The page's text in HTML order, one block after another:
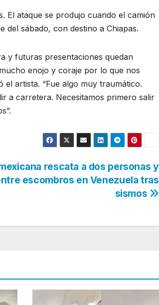
El ataque se produjo cuando el camión
del sábado, con destino a Chiapas.
y futuras presentaciones quedan
enojo y coraje por lo que nos
el artista. “Fue algo muy traumático.
a carretera. Necesitamos primero salir
rescata a dos personas y
escombros en Venezuela tras
sismos